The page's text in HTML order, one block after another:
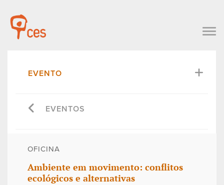
EVENTO
EVENTOS
OFICINA
Ambiente em movimento: conflitos
ecológicos e alternativas